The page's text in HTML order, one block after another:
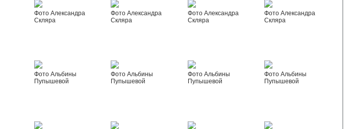
Фото Александра
Скляра
Фото Александра
Скляра
Фото Александра
Скляра
Фото Александра
Скляра
Фото Альбины
Пупышевой
Фото Альбины
Пупышевой
Фото Альбины
Пупышевой
Фото Альбины
Пупышевой